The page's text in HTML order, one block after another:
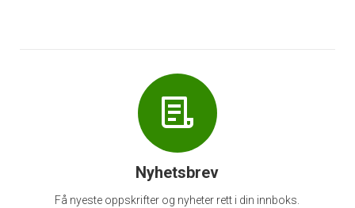
Nyhetsbrev
Få nyeste oppskrifter og nyheter rett i din innboks.